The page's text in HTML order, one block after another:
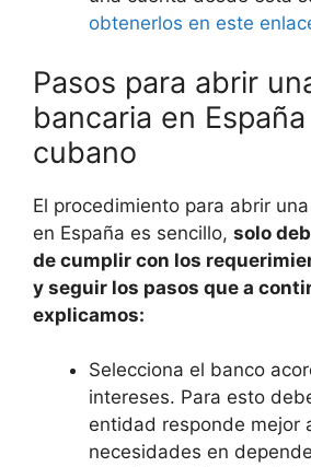
obtenerlos en este
Pasos para abrir
bancaria en
cubano
El procedimiento para abrir
en España es sencillo, solo
de cumplir con los
y seguir los pasos que a
explicamos:
Selecciona el banco
intereses. Para esto
entidad responde mejor
necesidades en